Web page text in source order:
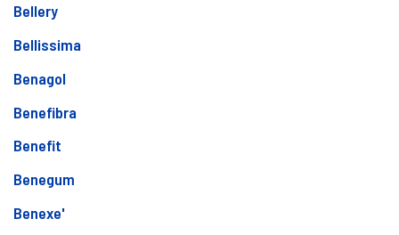
Bellery
Bellissima
Benagol
Benefibra
Benefit
Benegum
Benexe'